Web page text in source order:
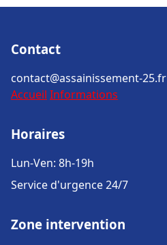
Contact
contact@assainissement-25.fr
Accueil Informations
Horaires
Lun-Ven: 8h-19h
Service d'urgence 24/7
Zone intervention